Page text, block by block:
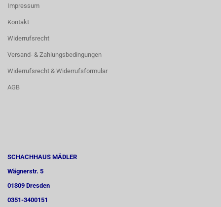
Impressum
Kontakt
Widerrufsrecht
Versand- & Zahlungsbedingungen
Widerrufsrecht & Widerrufsformular
AGB
SCHACHHAUS MÄDLER
Wägnerstr. 5
01309 Dresden
0351-3400151